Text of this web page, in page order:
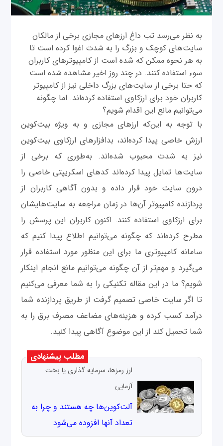
به نظر می‌رسد تب داغ ارزهای مجازی برخی از مالکان
سایت‌های کوچک و بزرگ را به شدت اغوا کرده است تا
به هر نحوه ممکن که شده است از کامپیوترهای کاربران
سوء استفاده کنند. در چند روز اخیر مشاهده شده است
که حتا برخی از سایت‌های بزرگ داخلی نیز از کامپیوتر
کاربران خود برای ارزکاوی استفاده کرده‌اند. اما چگونه
می‌توانیم مانع این اقدام شویم؟
با توجه به این‌که ارزهای مجازی و به ویژه بیت‌کوین
ارزش خاصی پیدا کرده‌اند، بدافزارهای ارزکاوی بیت‌کوین
نیز به شدت محبوب شده‌اند. به‌طوری که برخی از
سایت‌ها تمایل پیدا کرده‌اند کدهای اسکریپتی خاصی را
درون سایت خود قرار داده و بدون آگاهی کاربران از
پردازنده کامپیوتر آن‌ها در زمان مراجعه به سایت‌هایشان
برای ارزکاوی استفاده کنند. اکنون کاربران این پرسش را
مطرح کرده‌اند که چگونه می‌توانیم اطلاع پیدا کنیم که
سامانه کامپیوتری ما برای این منظور مورد استفاده قرار
می‌گیرد و مهم‌تر از آن چگونه می‌توانیم مانع انجام اینکا‌ر
شویم؟ ما در این مقاله تکنیکی را به شما معرفی می‌کنیم
تا اگر سایت خاصی تصمیم گرفت از طریق پردازنده شما
درآمد کسب کرده و هزینه‌های مضاعف مصرف برق را به
شما تحمیل کند از این موضوع آگاهی پیدا کنید.
مطلب پیشنهادی
ارز رمزها، سرمایه گذاری یا بخت
آزمایی
آلت‌کوین‌‌ها چه هستند و چرا به
تعداد آنها افزوده می‌شود